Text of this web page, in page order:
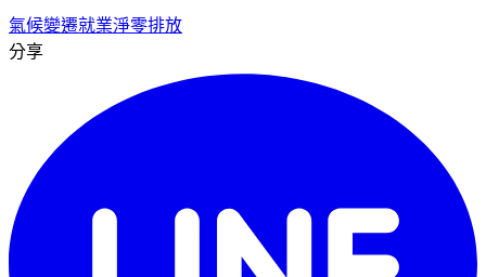
氣候變遷就業淨零排放
分享